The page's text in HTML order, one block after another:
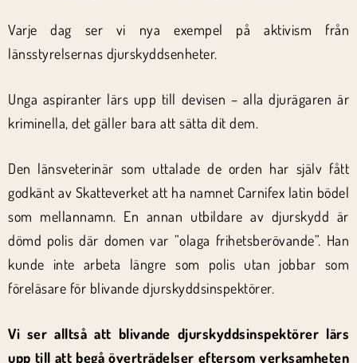
Varje dag ser vi nya exempel på aktivism från
länsstyrelsernas djurskyddsenheter.
Unga aspiranter lärs upp till devisen – alla djurägaren är
kriminella, det gäller bara att sätta dit dem.
Den länsveterinär som uttalade de orden har själv fått
godkänt av Skatteverket att ha namnet Carnifex latin bödel
som mellannamn. En annan utbildare av djurskydd är
dömd polis där domen var ”olaga frihetsberövande”. Han
kunde inte arbeta längre som polis utan jobbar som
föreläsare för blivande djurskyddsinspektörer.
Vi ser alltså att blivande djurskyddsinspektörer lärs
upp till att begå överträdelser eftersom verksamheten